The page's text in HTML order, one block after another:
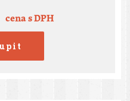
cena s DPH